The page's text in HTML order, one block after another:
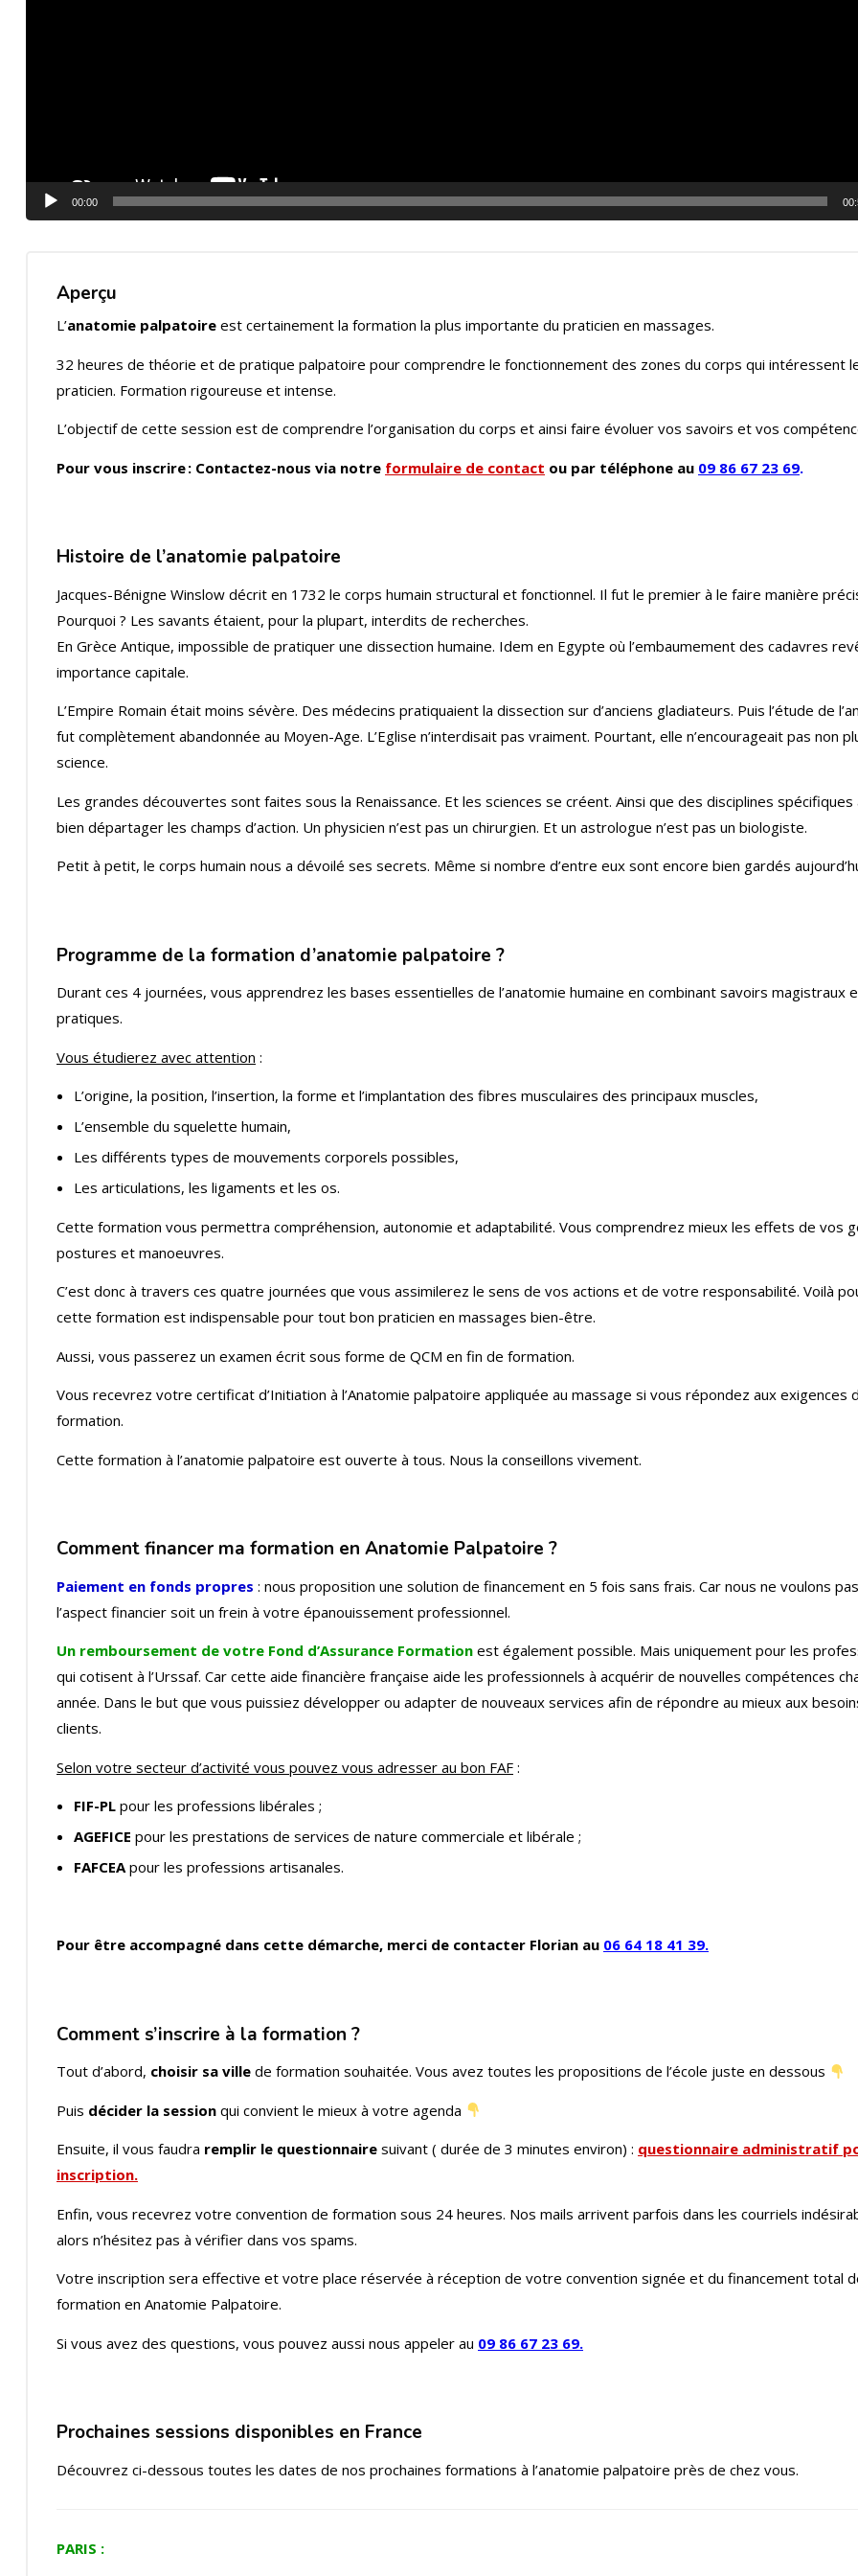
00:00
Aperçu
L’anatomie palpatoire est certainement la formation la plus importante du praticien en massages.
32 heures de théorie et de pratique palpatoire pour comprendre le fonctionnement des zones du corps qui intéressent
praticien. Formation rigoureuse et intense.
L’objectif de cette session est de comprendre l’organisation du corps et ainsi faire évoluer vos savoirs et vos
Pour vous inscrire : Contactez-nous via notre formulaire de contact ou par téléphone au 09 86 67 23 69.
Histoire de l’anatomie palpatoire
Jacques-Bénigne Winslow décrit en 1732 le corps humain structural et fonctionnel. Il fut le premier à le faire manière
Pourquoi ? Les savants étaient, pour la plupart, interdits de recherches.
En Grèce Antique, impossible de pratiquer une dissection humaine. Idem en Egypte où l’embaumement des cadavres
importance capitale.
L’Empire Romain était moins sévère. Des médecins pratiquaient la dissection sur d’anciens gladiateurs. Puis l’étude de
fut complètement abandonnée au Moyen-Age. L’Eglise n’interdisait pas vraiment. Pourtant, elle n’encourageait pas non
science.
Les grandes découvertes sont faites sous la Renaissance. Et les sciences se créent. Ainsi que des disciplines spécifiques
bien départager les champs d’action. Un physicien n’est pas un chirurgien. Et un astrologue n’est pas un biologiste.
Petit à petit, le corps humain nous a dévoilé ses secrets. Même si nombre d’entre eux sont encore bien gardés
Programme de la formation d’anatomie palpatoire ?
Durant ces 4 journées, vous apprendrez les bases essentielles de l’anatomie humaine en combinant savoirs magistraux
pratiques.
Vous étudierez avec attention :
L’origine, la position, l’insertion, la forme et l’implantation des fibres musculaires des principaux muscles,
L’ensemble du squelette humain,
Les différents types de mouvements corporels possibles,
Les articulations, les ligaments et les os.
Cette formation vous permettra compréhension, autonomie et adaptabilité. Vous comprendrez mieux les effets de vos
postures et manoeuvres.
C’est donc à travers ces quatre journées que vous assimilerez le sens de vos actions et de votre responsabilité. Voilà
cette formation est indispensable pour tout bon praticien en massages bien-être.
Aussi, vous passerez un examen écrit sous forme de QCM en fin de formation.
Vous recevrez votre certificat d’Initiation à l’Anatomie palpatoire appliquée au massage si vous répondez aux exigences
formation.
Cette formation à l’anatomie palpatoire est ouverte à tous. Nous la conseillons vivement.
Comment financer ma formation en Anatomie Palpatoire ?
Paiement en fonds propres : nous proposition une solution de financement en 5 fois sans frais. Car nous ne voulons
l’aspect financier soit un frein à votre épanouissement professionnel.
Un remboursement de votre Fond d’Assurance Formation est également possible. Mais uniquement pour les
qui cotisent à l’Urssaf. Car cette aide financière française aide les professionnels à acquérir de nouvelles compétences
année. Dans le but que vous puissiez développer ou adapter de nouveaux services afin de répondre au mieux aux
clients.
Selon votre secteur d’activité vous pouvez vous adresser au bon FAF :
FIF-PL pour les professions libérales ;
AGEFICE pour les prestations de services de nature commerciale et libérale ;
FAFCEApour les professions artisanales.
Pour être accompagné dans cette démarche, merci de contacter Florian au 06 64 18 41 39.
Comment s’inscrire à la formation ?
Tout d’abord, choisir sa ville de formation souhaitée. Vous avez toutes les propositions de l’école juste en dessous
Puis décider la session qui convient le mieux à votre agenda
Ensuite, il vous faudra remplir le questionnaire suivant ( durée de 3 minutes environ) : questionnaire administratif
inscription.
Enfin, vous recevrez votre convention de formation sous 24 heures. Nos mails arrivent parfois dans les courriels
alors n’hésitez pas à vérifier dans vos spams.
Votre inscription sera effective et votre place réservée à réception de votre convention signée et du financement total
formation en Anatomie Palpatoire.
Si vous avez des questions, vous pouvez aussi nous appeler au 09 86 67 23 69.
Prochaines sessions disponibles en France
Découvrez ci-dessous toutes les dates de nos prochaines formations à l’anatomie palpatoire près de chez vous.
PARIS :